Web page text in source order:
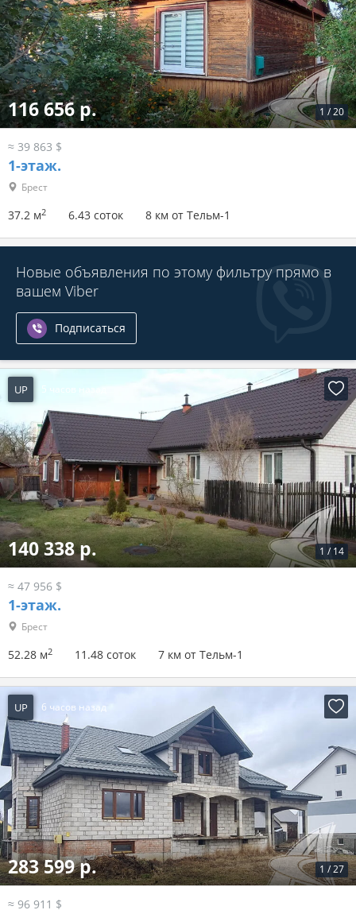
1 /20
116 656 р.
≈ 39 863 $
1-этаж.
Брест
37.2 м2 6.43 соток 8 км от Тельм-1
Новые объявления по этому фильтру прямо в
вашем Viber
Подписаться
UP 5 часов назад
1 / 14
140 338 р.
≈ 47 956 $
1-этаж.
Брест
52.28 м2 11.48 соток 7 км от Тельм-1
UP 6 часов назад
1 /27
283 599 р.
≈ 96 911 $